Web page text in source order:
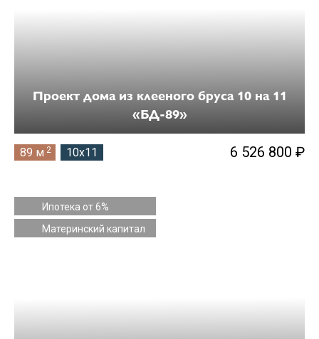
Проект дома из клееного бруса 10 на 11
«БД-89»
89 м 2 10x11 6 526 800 ₽
Ипотека от 6%
Материнский капитал